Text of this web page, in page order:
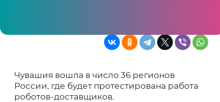
Чувашия вошла в число 36 регионов
России, где будет протестирована работа
роботов-доставщиков.